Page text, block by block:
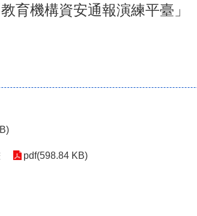
育機構資安通報演練平臺」
pdf(598.84 KB)